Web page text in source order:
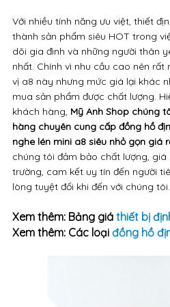
Với nhiều tính năng ưu việt, thiết
thành sản phẩm siêu HOT trong
dõi gia đình và những người thân
nhất. Chính vì nhu cầu cao nên
vị a8 này nhưng mức giá lại khác
mua sản phẩm được chất lượng.
khách hàng, Mỹ Anh Shop chúng
hàng chuyên cung cấp đồng hồ
nghe lén mini a8 siêu nhỏ gọn giá
chúng tôi đảm bảo chất lượng,
trường, cam kết uy tín đến người
lòng tuyệt đối khi đến với chúng tôi.
Xem thêm: Bảng giá thiết bị
Xem thêm: Các loại đồng hồ